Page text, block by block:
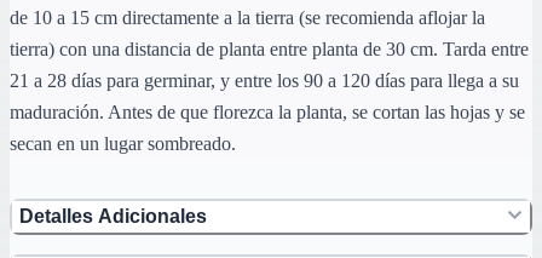
de 10 a 15 cm directamente a la tierra (se recomienda aflojar la
tierra) con una distancia de planta entre planta de 30 cm. Tarda entre
21 a 28 días para germinar, y entre los 90 a 120 días para llega a su
maduración. Antes de que florezca la planta, se cortan las hojas y se
secan en un lugar sombreado.
Detalles Adicionales